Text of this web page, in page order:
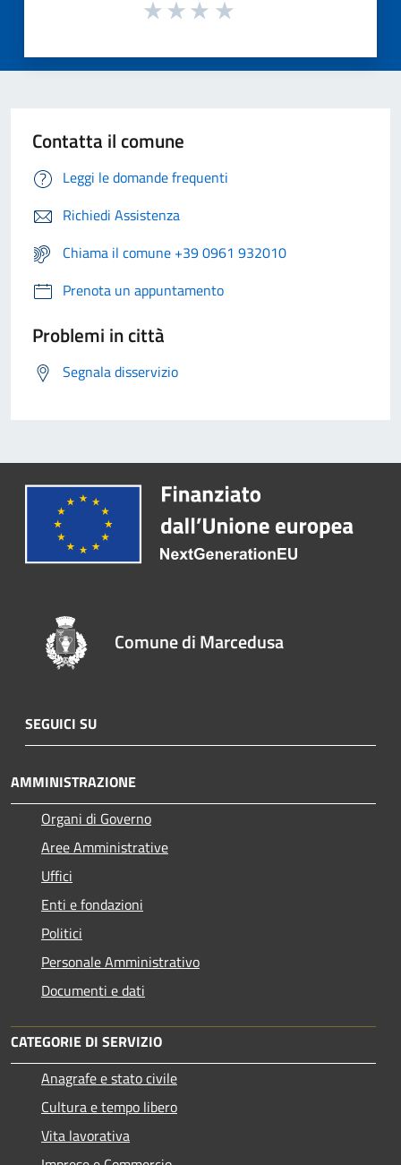
Contatta il comune
Leggi le domande frequenti
Richiedi Assistenza
Chiama il comune +39 0961 932010
Prenota un appuntamento
Problemi in città
Segnala disservizio
Comune di Marcedusa
SEGUICI SU
AMMINISTRAZIONE
Organi di Governo
Aree Amministrative
Uffici
Enti e fondazioni
Politici
Personale Amministrativo
Documenti e dati
CATEGORIE DI SERVIZIO
Anagrafe e stato civile
Cultura e tempo libero
Vita lavorativa